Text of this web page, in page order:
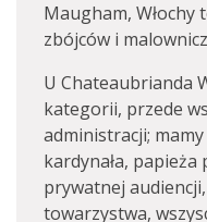
Maugham, Włochy
zbójców i
U Chateaubrianda
kategorii, przede
administracji;
kardynała,
prywatnej
towarzystwa,